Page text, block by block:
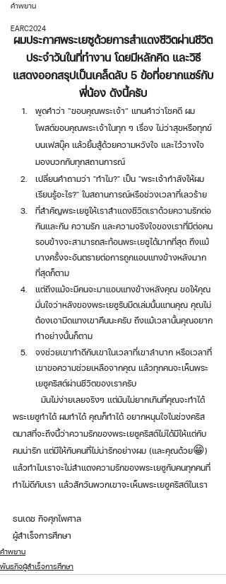
คำพยาน
EARC2024
ผมประกาศพระเยซูด้วยการสำแดงชีวิตผ่านชีวิต
ประจำวันในที่ทำงาน โดยมีหลักคิด และวิธี
แสดงออกสรุปเป็นเคล็ดลับ 5 ข้อที่อยากแชร์กับ
พี่น้อง ดังนี้ครับ
พูดคำว่า “ขอบคุณพระเจ้า” แทนคำว่าโชคดี ผม
โพสต์ขอบคุณพระเจ้าในทุก ๆ เรื่อง ไม่ว่าสุขหรือทุกข์
บนเฟสบุ๊ค แล้วยิ้มสู้ด้วยความหวังใจ และไว้วางใจ
มองบวกกับทุกสถานการณ์
เปลี่ยนคำถามว่า "ทำไม?" เป็น "พระเจ้ากำลังให้ผม
เรียนรู้อะไร?" ในสถานการณ์หรือช่วงเวลาที่เลวร้าย
ที่สำคัญพระเยซูให้เราสำแดงชีวิตเราด้วยความรักต่อ
กันและกัน ความรัก และความจริงใจของเราที่มีต่อคน
รอบข้างจะสามารถสะท้อนพระเยซูได้มากที่สุด ถึงแม้
บางครั้งจะอันตรายต่อการถูกแอบแทงข้างหลังมาก
ที่สุดก็ตาม
แต่ถึงแม้จะมีคนจะมาแอบแทงข้างหลังคุณ ขอให้คุณ
มั่นใจว่าหลังของพระเยซูรับมีดเล่มนั้นแทนคุณ คุณไม่
ต้องเอามีดแทงเขาคืนนะครับ ถึงแม้เวลานั้นคุณอยาก
ทำอย่างนั้นก็ตาม
จงช่วยเขาทำดีกับเขาในเวลาที่เขาลำบาก หรือเวลาที่
เขาขอความช่วยเหลือจากคุณ แล้วทุกคนจะเห็นพระ
เยซูคริสต์ผ่านชีวิตของเราครับ
พระเยซูทำได้ ผมทำได้ คุณก็ทำได้ อยากหนุนใจในช่วงคริส
ตมาสที่จะถึงนี้ว่าความรักของพระเยซูคริสต์ไม่ได้มีให้แต่กับ
คนน่ารัก แต่มีให้กับคนที่ไม่น่ารักอย่างผม (และคุณด้วย😁)
แล้วทำไมเราจะไม่สำแดงความรักของพระเยซูกับคนทุกคนที่
ทำไม่ดีกับเรา แล้วสักวันพวกเขาจะเห็นพระเยซูคริสต์ในเรา
ธนเดช กิจศุภไพศาล
ผู้สำเร็จการศึกษา
คำพยาน
พันธกิจผู้สำเร็จการศึกษา